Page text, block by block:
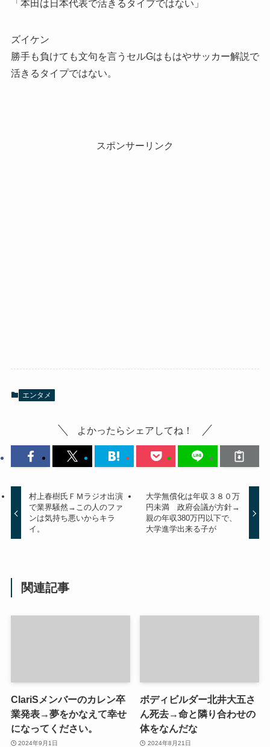
「本田は日本代表で活きるタイプではない」
ズイケン
勝手も負けても文句を言うセルGはもはやサッカー解説で
活きるタイプではない。
スポンサーリンク
エンタメ
よかったらシェアしてね！
村上春樹氏ＦＭラジオ出演
で業界騒然→この人のファ
ンは気持ち悪いからキラ
イ。
大学無償化は年収３８０万
円未満 政府会議が方針→
親の年収380万円以下で、
大学進学出来る子が
関連記事
ClariSメンバーのカレン卒
業発表→夢をかなえて幸せ
になってください。
2024年9月1日
ボディビルダー北井大五さ
ん死去→命と隣り合わせの
体をなんだな
2024年8月21日